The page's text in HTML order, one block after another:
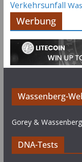
Verkehrsunfall
Werbung
Wassenberg-
Gorey &
DNA-Tests